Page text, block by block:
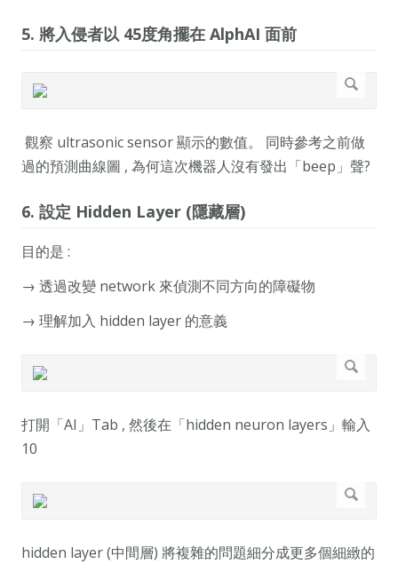
5. 將入侵者以 45度角擺在 AlphAI 面前
觀察 ultrasonic sensor 顯示的數值。 同時參考之前做
過的預測曲線圖 , 為何這次機器人沒有發出「beep」聲?
6. 設定 Hidden Layer (隱藏層)
目的是 :
→ 透過改變 network 來偵測不同方向的障礙物
→ 理解加入 hidden layer 的意義
打開「AI」Tab , 然後在「hidden neuron layers」輸入
10
hidden layer (中間層) 將複雜的問題細分成更多個細緻的